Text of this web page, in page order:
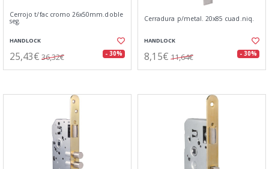
Cerrojo t/fac cromo 26x50mm.doble
seg.
HANDLOCK
25,43€ 36,32€ - 30%
Cerradura p/metal. 20x85 cuad.niq.
HANDLOCK
8,15€ 11,64€ - 30%